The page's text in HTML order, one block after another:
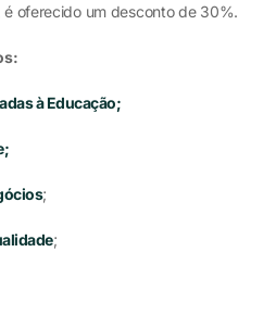
oferecido um desconto de 30%.
à Educação;
;
;